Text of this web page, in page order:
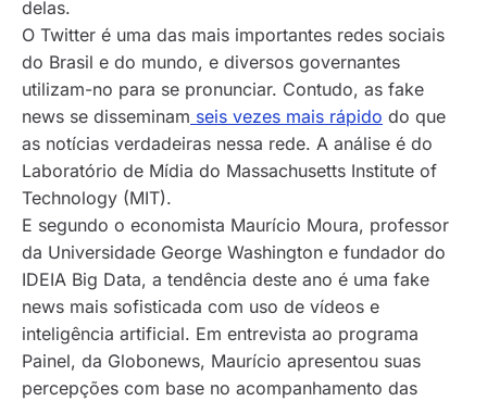
delas.
O Twitter é uma das mais importantes redes sociais
do Brasil e do mundo, e diversos governantes
utilizam-no para se pronunciar. Contudo, as fake
news se disseminam seis vezes mais rápido do que
as notícias verdadeiras nessa rede. A análise é do
Laboratório de Mídia do Massachusetts Institute of
Technology (MIT).
E segundo o economista Maurício Moura, professor
da Universidade George Washington e fundador do
IDEIA Big Data, a tendência deste ano é uma fake
news mais sofisticada com uso de vídeos e
inteligência artificial. Em entrevista ao programa
Painel, da Globonews, Maurício apresentou suas
percepções com base no acompanhamento das